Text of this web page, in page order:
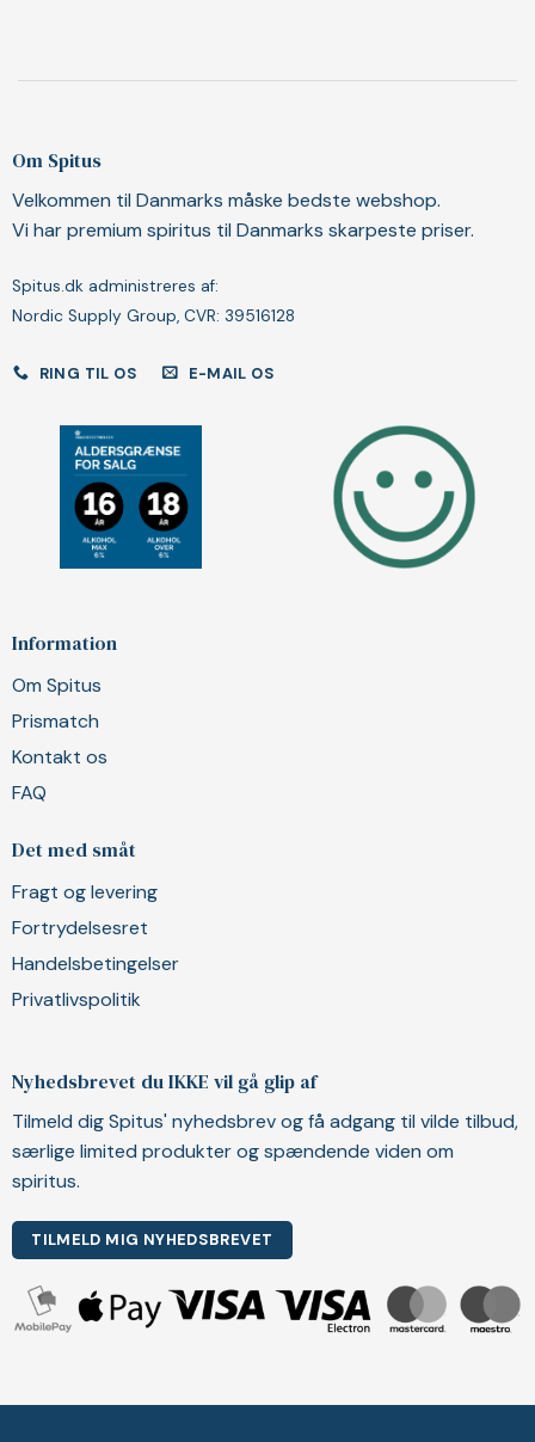
Om Spitus
Velkommen til Danmarks måske bedste webshop.
Vi har premium spiritus til Danmarks skarpeste priser.
Spitus.dk administreres af:
Nordic Supply Group, CVR: 39516128
RING TIL OS E-MAIL OS
Information
Om Spitus
Prismatch
Kontakt os
FAQ
Det med småt
Fragt og levering
Fortrydelsesret
Handelsbetingelser
Privatlivspolitik
Nyhedsbrevet du IKKE vil gå glip af
Tilmeld dig Spitus' nyhedsbrev og få adgang til vilde tilbud,
særlige limited produkter og spændende viden om
spiritus.
TILMELD MIG NYHEDSBREVET